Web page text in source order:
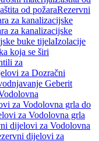
od požaraRezervni
za kanalizacijske
za kanalizacijske
buke tijelaIzolacije
koja se širi
za
za Dozračni
Geberit
za Vodolovna grla do
za Vodolovna grla
dijelovi za Vodolovna
dijelovi za